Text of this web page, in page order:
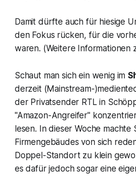
Damit dürfte auch für hiesige
den Fokus rücken, für die
waren. (Weitere
Schaut man sich ein wenig im
derzeit (Mainstream-
der Privatsender RTL in
"Amazon-Angreifer"
lesen. In dieser Woche
Firmengebäudes von sich
Doppel-Standort zu klein
es dafür jedoch sogar eine